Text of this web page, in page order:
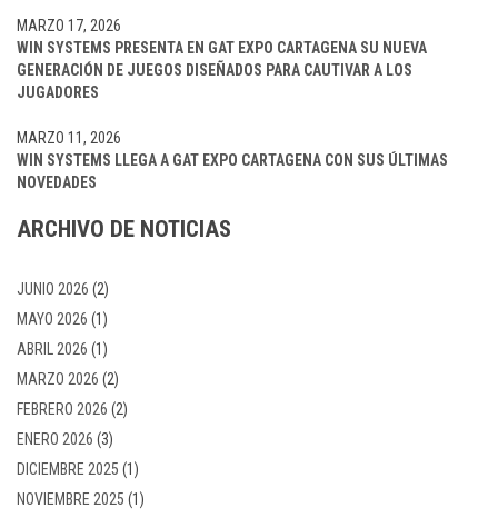
WIN SYSTEMS PRESENTA EN GAT EXPO CARTAGENA SU NUEVA
GENERACIÓN DE JUEGOS DISEÑADOS PARA CAUTIVAR A LOS
JUGADORES
MARZO 17, 2026
WIN SYSTEMS LLEGA A GAT EXPO CARTAGENA CON SUS ÚLTIMAS
NOVEDADES
MARZO 11, 2026
ARCHIVO DE NOTICIAS
JUNIO 2026 (2)
MAYO 2026 (1)
ABRIL 2026 (1)
MARZO 2026 (2)
FEBRERO 2026 (2)
ENERO 2026 (3)
DICIEMBRE 2025 (1)
NOVIEMBRE 2025 (1)